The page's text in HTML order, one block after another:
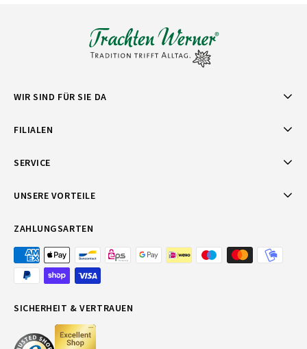
WIR SIND FÜR SIE DA
FILIALEN
SERVICE
UNSERE VORTEILE
ZAHLUNGSARTEN
SICHERHEIT & VERTRAUEN